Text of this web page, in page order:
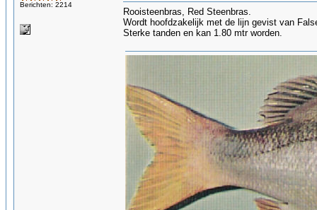
Berichten: 2214
Rooisteenbras, Red Steenbras.
Wordt hoofdzakelijk met de lijn gevist van
Sterke tanden en kan 1.80 mtr worden.